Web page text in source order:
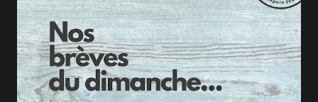
par an tout de même! Banff Le grand village de Banff est
très charmant, car complètement entouré de montagnes et
traversé par les eaux blanchâtres de la Bow River. Le village
regorge d'hôtels, de restaurants et de boutiques de
souvenirs, mais il compte aussi quelques points d'intérêts ...